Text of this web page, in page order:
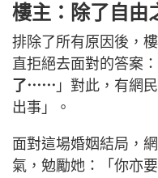
樓主：除了自
排除了所有原因後，
直拒絕去面對的答案：
了⋯⋯ 」對此，有網
出事」。
面對這場婚姻結局，
氣，勉勵她：「你亦